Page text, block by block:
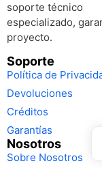
soporte técnico
especializado,
proyecto.
Soporte
Política de
Devoluciones
Créditos
Garantías
Nosotros
Sobre Nosotros